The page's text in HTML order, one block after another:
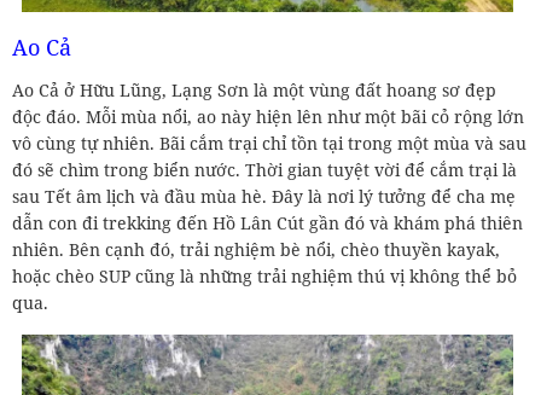
Ao Cả
Ao Cả ở Hữu Lũng, Lạng Sơn là một vùng đất hoang sơ đẹp
độc đáo. Mỗi mùa nổi, ao này hiện lên như một bãi cỏ rộng lớn
vô cùng tự nhiên. Bãi cắm trại chỉ tồn tại trong một mùa và sau
đó sẽ chìm trong biển nước. Thời gian tuyệt vời để cắm trại là
sau Tết âm lịch và đầu mùa hè. Đây là nơi lý tưởng để cha mẹ
dẫn con đi trekking đến Hồ Lân Cút gần đó và khám phá thiên
nhiên. Bên cạnh đó, trải nghiệm bè nổi, chèo thuyền kayak,
hoặc chèo SUP cũng là những trải nghiệm thú vị không thể bỏ
qua.